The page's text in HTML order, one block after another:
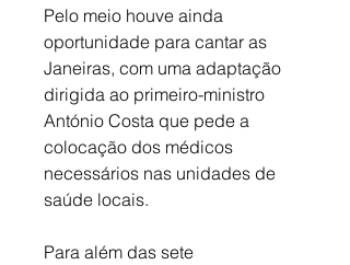
Pelo meio houve ainda
oportunidade para cantar as
Janeiras, com uma adaptação
dirigida ao primeiro-ministro
António Costa que pede a
colocação dos médicos
necessários nas unidades de
saúde locais.
Para além das sete